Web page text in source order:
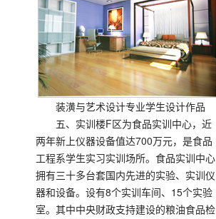
装潢与艺术设计专业学生设计作品
五、实训楼F区为食品实训中心，近
两年新上仪器设备值达700万元，是食品
工程系学生实习实训场所。食品实训中心
拥有三十多台套国内先进的实验、实训仪
器和设备。设有8个实训车间、15个实验
室。其中中央财政支持建设的粮油食品检